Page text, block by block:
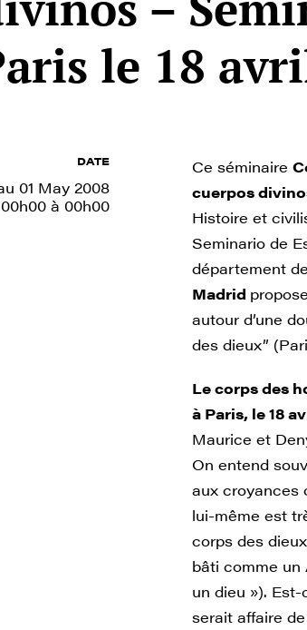
le 18
DATE
01 May 2008
à 00h00
Ce séminaire
cuerpos
Histoire et
Seminario de
département
Madrid
autour d’une
des dieux”
Le corps des
à Paris, le 18
Maurice et
On entend
aux croyances
lui-même est
corps des
bâti comme un
un dieu »).
serait affaire